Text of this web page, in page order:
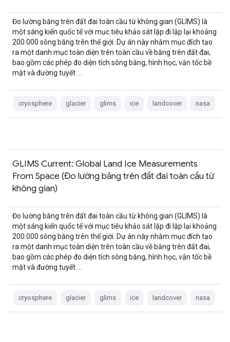
Đo lường băng trên đất đai toàn cầu từ không gian (GLIMS) là
một sáng kiến quốc tế với mục tiêu khảo sát lặp đi lặp lại khoảng
200.000 sông băng trên thế giới. Dự án này nhằm mục đích tạo
ra một danh mục toàn diện trên toàn cầu về băng trên đất đai,
bao gồm các phép đo diện tích sông băng, hình học, vận tốc bề
mặt và đường tuyết …
cryosphere glacier glims ice landcover nasa
GLIMS Current: Global Land Ice Measurements
From Space (Đo lường băng trên đất đai toàn cầu từ
không gian)
Đo lường băng trên đất đai toàn cầu từ không gian (GLIMS) là
một sáng kiến quốc tế với mục tiêu khảo sát lặp đi lặp lại khoảng
200.000 sông băng trên thế giới. Dự án này nhằm mục đích tạo
ra một danh mục toàn diện trên toàn cầu về băng trên đất đai,
bao gồm các phép đo diện tích sông băng, hình học, vận tốc bề
mặt và đường tuyết …
cryosphere glacier glims ice landcover nasa